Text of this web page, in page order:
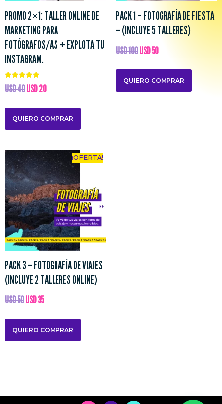
PROMO 2×1: TALLER ONLINE DE
MARKETING PARA
FOTÓGRAFOS/AS + EXPLOTA TU
INSTAGRAM.
Valorado
con
USD40USD20
QUIERO COMPRAR
PACK 1 – FOTOGRAFÍA DE FIESTA
– (INCLUYE 5 TALLERES)
USD100USD50
QUIERO COMPRAR
¡OFERTA!
PACK 3 – FOTOGRAFÍA DE VIAJES
(INCLUYE 2 TALLERES ONLINE)
USD50USD35
QUIERO COMPRAR